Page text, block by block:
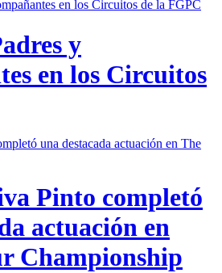
y
en los Circuitos
Pinto completó
actuación en
Championship